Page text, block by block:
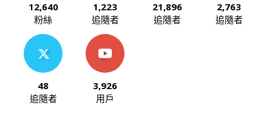
12,640
粉絲
1,223
追隨者
21,896
追隨者
2,763
追隨者
48
追隨者
3,926
用戶